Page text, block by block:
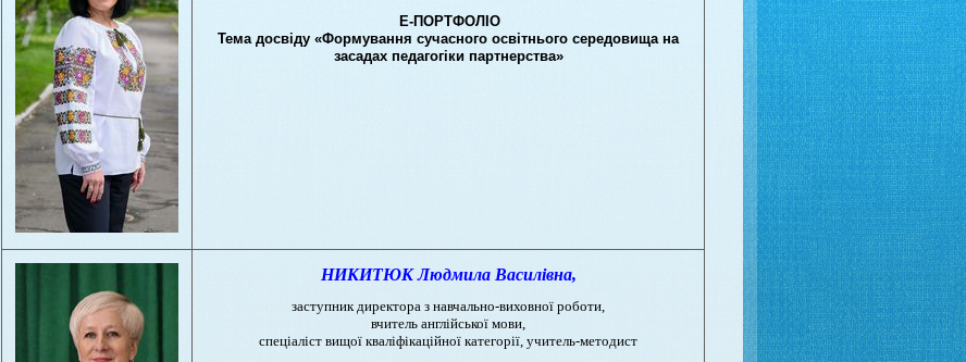
Е-ПОРТФОЛІО
Тема досвіду «Формування сучасного освітнього середовища на
засадах педагогіки партнерства»
НИКИТЮК Людмила Василівна,
заступник директора з навчально-виховної роботи,
вчитель англійської мови,
спеціаліст вищої кваліфікаційної категорії, учитель-методист